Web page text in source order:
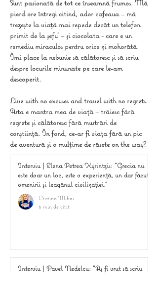
Sunt pasionată de tot ce înseamnă frumos. Mă
pierd ore întregi citind, ador cafeaua – mă
trezește la viață mai repede decât un telefon
primit de la șefu' – și ciocolata - care e un
remediu miraculos pentru orice zi mohorâtă.
Îmi place la nebunie să călătoresc și să scriu
despre locurile minunate pe care le-am
descoperit.
Live with no excuses and travel with no regrets.
Asta e mantra mea de viață – trăiesc fără
regrete și călătoresc fără mustrări de
conștiință. În fond, ce-ar fi viața fără un pic
de aventură și o mulțime de râsete on the way?
Interviu | Elena Petrea Kyrintzis: "Grecia nu
este doar un loc, este o experiență, un dar făcut
omenirii și leagănul civilizației."
Cristina Mihai
6 min de citit
Interviu | Pavel Nedelcu: "Aș fi vrut să scriu